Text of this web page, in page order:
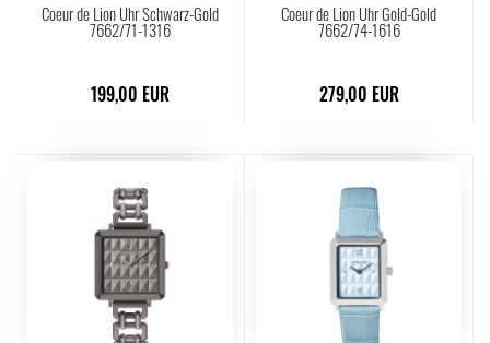
Coeur de Lion Uhr Schwarz-Gold
7662/71-1316
199,00 EUR
Coeur de Lion Uhr Gold-Gold
7662/74-1616
279,00 EUR